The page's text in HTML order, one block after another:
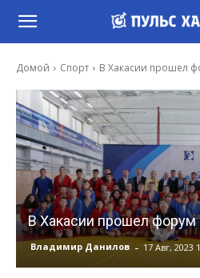
Домой Спорт В Хакасии прошел
В Хакасии прошел форум
Владимир Данилов - 17 Авг, 2023